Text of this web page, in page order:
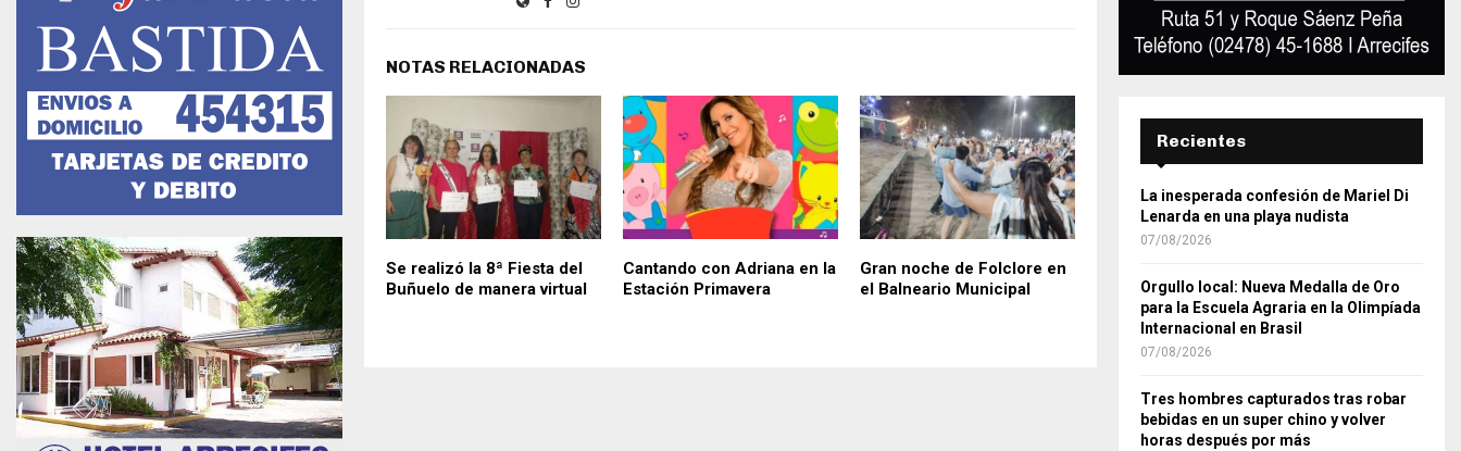
NOTAS RELACIONADAS
Se realizó la 8ª Fiesta del
Buñuelo de manera virtual
Cantando con Adriana en la
Estación Primavera
Gran noche de Folclore en
el Balneario Municipal
Recientes
La inesperada confesión de Mariel Di
Lenarda en una playa nudista
07/08/2026
Orgullo local: Nueva Medalla de Oro
para la Escuela Agraria en la Olimpíada
Internacional en Brasil
07/08/2026
Tres hombres capturados tras robar
bebidas en un super chino y volver
horas después por más